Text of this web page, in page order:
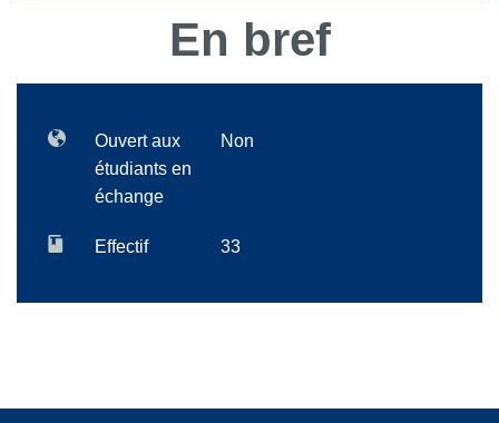
En bref
Ouvert aux
étudiants en
échange
Non
Effectif 33